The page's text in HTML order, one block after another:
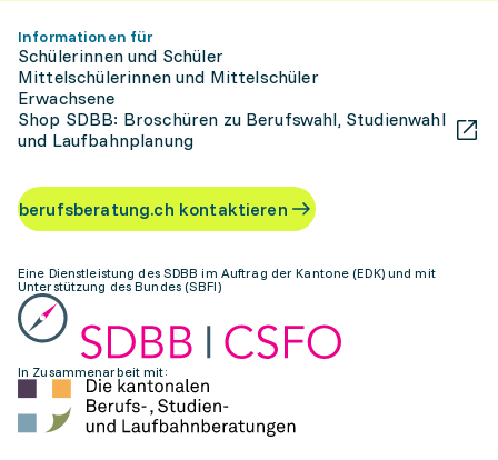
Informationen für
Schülerinnen und Schüler
Mittelschülerinnen und Mittelschüler
Erwachsene
Shop SDBB: Broschüren zu Berufswahl, Studienwahl
und Laufbahnplanung
berufsberatung.ch kontaktieren
Eine Dienstleistung des SDBB im Auftrag der Kantone (EDK) und mit
Unterstützung des Bundes (SBFI)
In Zusammenarbeit mit: